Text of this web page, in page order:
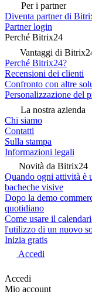
Per i partner
Diventa partner di
Partner login
Perché Bitrix24
Vantaggi di
Perché Bitrix24?
Recensioni dei clienti
Confronto con altre
Personalizzazione del
La nostra azienda
Chi siamo
Contatti
Sulla stampa
Informazioni legali
Novità da Bitrix24
Quando ogni attività è
bacheche visive
Dopo la demo
quotidiano
Come usare il
l'utilizzo di un nuovo
Inizia gratis
Accedi
Accedi
Mio account